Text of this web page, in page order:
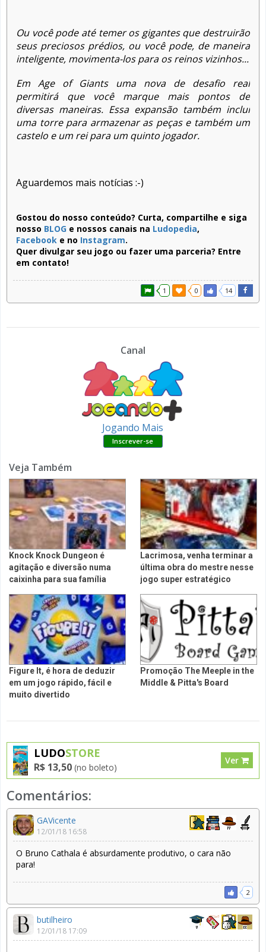
Ou você pode até temer os gigantes que destruirão
seus preciosos prédios, ou você pode, de maneira
inteligente, movimenta-los para os reinos vizinhos...
Em Age of Giants uma nova de desafio real
permitirá que você marque mais pontos de
diversas maneiras. Essa expansão também inclui
uma torre para armazenar as peças e também um
castelo e um rei para um quinto jogador.
Aguardemos mais notícias :-)
Gostou do nosso conteúdo? Curta, compartilhe e siga
nosso BLOG e nossos canais na Ludopedia,
Facebook e no Instagram.
Quer divulgar seu jogo ou fazer uma parceria? Entre
em contato!
1 0 14
Canal
Jogando Mais
Veja Também
Knock Knock Dungeon é
agitação e diversão numa
caixinha para sua família
Lacrimosa, venha terminar a
última obra do mestre nesse
jogo super estratégico
Figure It, é hora de deduzir
em um jogo rápido, fácil e
muito divertido
Promoção The Meeple in the
Middle & Pitta's Board
LUDOSTORE
R$ 13,50 (no boleto)
Ver
Comentários:
GAVicente
12/01/18 16:58
O Bruno Cathala é absurdamente produtivo, o cara não
para!
2
butilheiro
12/01/18 17:09